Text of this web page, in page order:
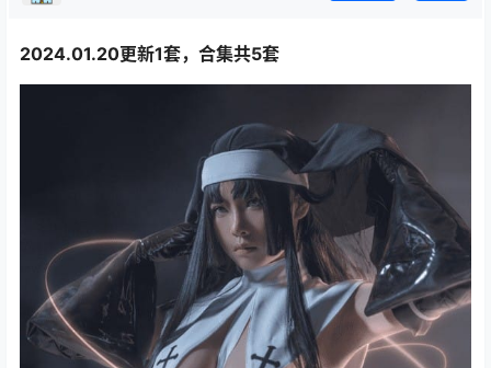
2024.01.20更新1套，合集共5套